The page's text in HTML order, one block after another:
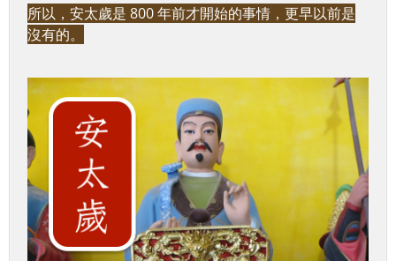
所以，安太歲是 800 年前才開始的事情，更早以前是
沒有的。